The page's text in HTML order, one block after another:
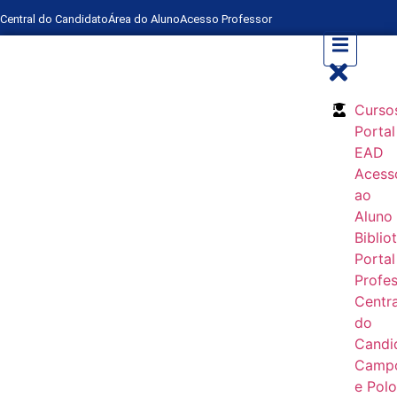
Central do CandidatoÁrea do AlunoAcesso Professor
Portal
EAD
ao
Aluno
do
e